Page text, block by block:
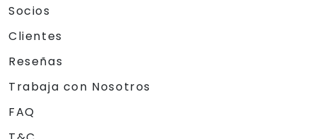
Socios
Clientes
Reseñas
Trabaja con Nosotros
FAQ